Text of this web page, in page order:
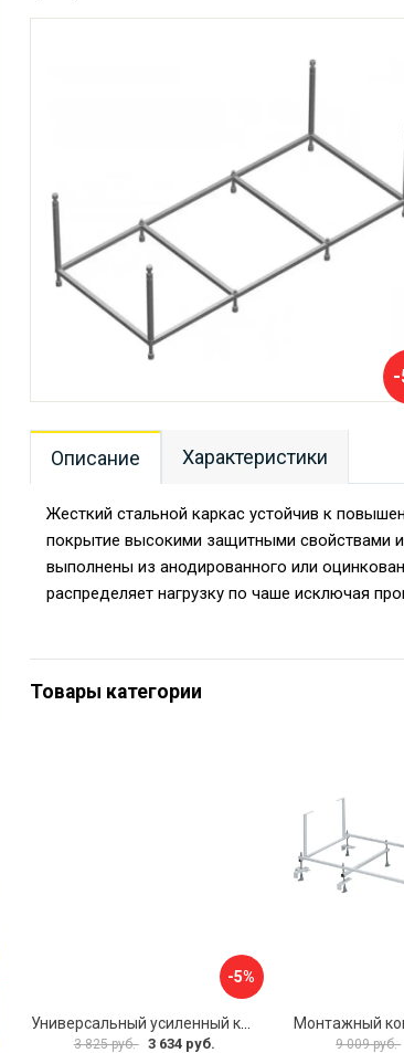
-
Описание Характеристики
Жесткий стальной каркас устойчив к
покрытие высокими защитными свойствами
выполнены из анодированного или
распределяет нагрузку по чаше исключая
Товары категории
-5%
3 825 руб. 3 634 руб. 9 009 руб.